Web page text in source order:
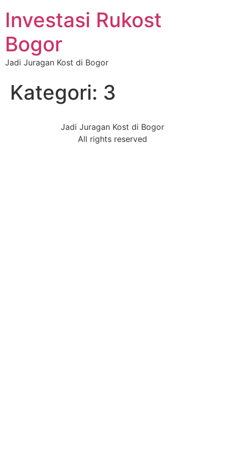
Investasi Rukost
Bogor
Jadi Juragan Kost di Bogor
Kategori: 3
Jadi Juragan Kost di Bogor
All rights reserved